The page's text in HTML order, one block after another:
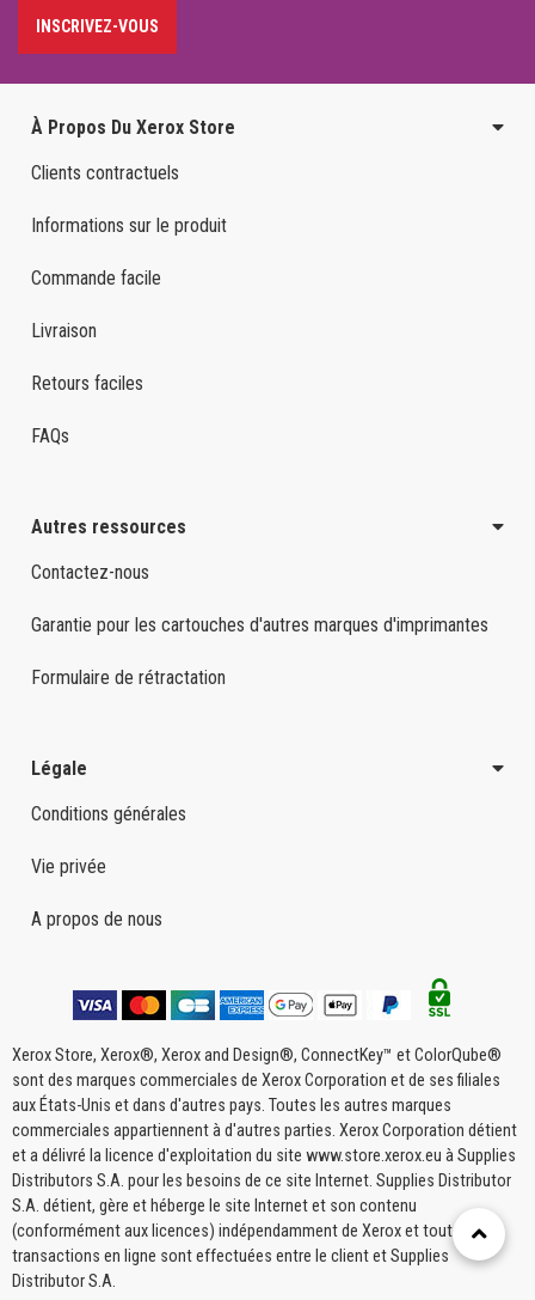
INSCRIVEZ-VOUS
À Propos Du Xerox Store
Clients contractuels
Informations sur le produit
Commande facile
Livraison
Retours faciles
FAQs
Autres ressources
Contactez-nous
Garantie pour les cartouches d'autres marques d'imprimantes
Formulaire de rétractation
Légale
Conditions générales
Vie privée
A propos de nous
Xerox Store, Xerox®, Xerox and Design®, ConnectKey™ et ColorQube®
sont des marques commerciales de Xerox Corporation et de ses filiales
aux États-Unis et dans d'autres pays. Toutes les autres marques
commerciales appartiennent à d'autres parties. Xerox Corporation détient
et a délivré la licence d'exploitation du site www.store.xerox.eu à Supplies
Distributors S.A. pour les besoins de ce site Internet. Supplies Distributor
S.A. détient, gère et héberge le site Internet et son contenu
(conformément aux licences) indépendamment de Xerox et toutes les
transactions en ligne sont effectuées entre le client et Supplies
Distributor S.A.